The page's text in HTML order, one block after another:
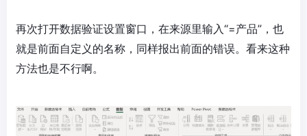
再次打开数据验证设置窗口，在来源里输入“=产品”，也
就是前面自定义的名称，同样报出前面的错误。看来这种
方法也是不行啊。